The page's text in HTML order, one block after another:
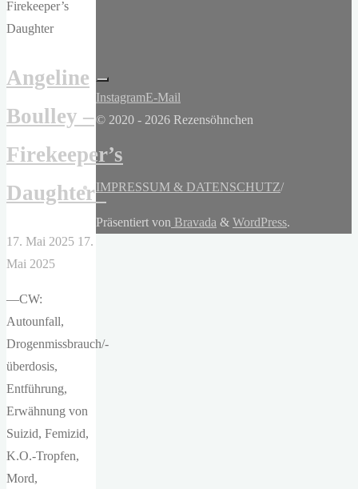
Angeline
Boulley –
Firekeeper’s
Daughter
17. Mai 2025 17.
Mai 2025
—CW:
Autounfall,
Drogenmissbrauch/-
überdosis,
Entführung,
Erwähnung von
Suizid, Femizid,
K.O.-Tropfen,
Mord,
InstagramE-Mail
© 2020 - 2026 Rezensöhnchen
IMPRESSUM & DATENSCHUTZ/
Präsentiert von Bravada & WordPress.